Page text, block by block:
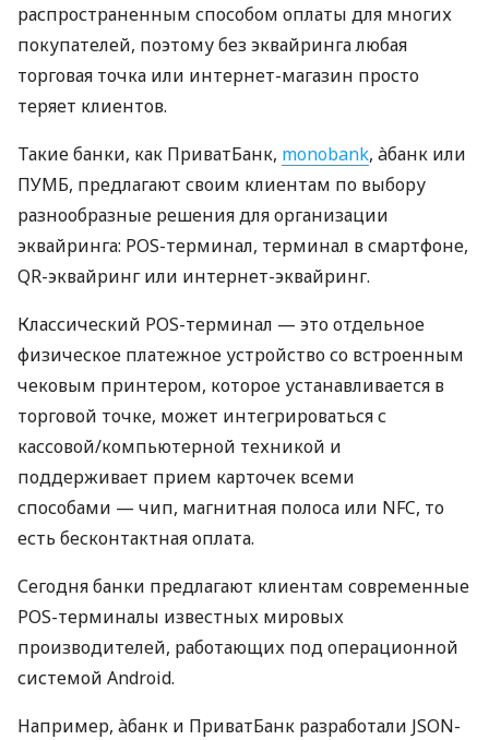
распространенным способом оплаты для многих
покупателей, поэтому без эквайринга любая
торговая точка или интернет-магазин просто
теряет клиентов.
Такие банки, как ПриватБанк, monobank, àбанк или
ПУМБ, предлагают своим клиентам по выбору
разнообразные решения для организации
эквайринга: POS-терминал, терминал в смартфоне,
QR-эквайринг или интернет-эквайринг.
Классический POS-терминал — это отдельное
физическое платежное устройство со встроенным
чековым принтером, которое устанавливается в
торговой точке, может интегрироваться с
кассовой/компьютерной техникой и
поддерживает прием карточек всеми
способами — чип, магнитная полоса или NFC, то
есть бесконтактная оплата.
Сегодня банки предлагают клиентам современные
POS-терминалы известных мировых
производителей, работающих под операционной
системой Android.
Например, àбанк и ПриватБанк разработали JSON-